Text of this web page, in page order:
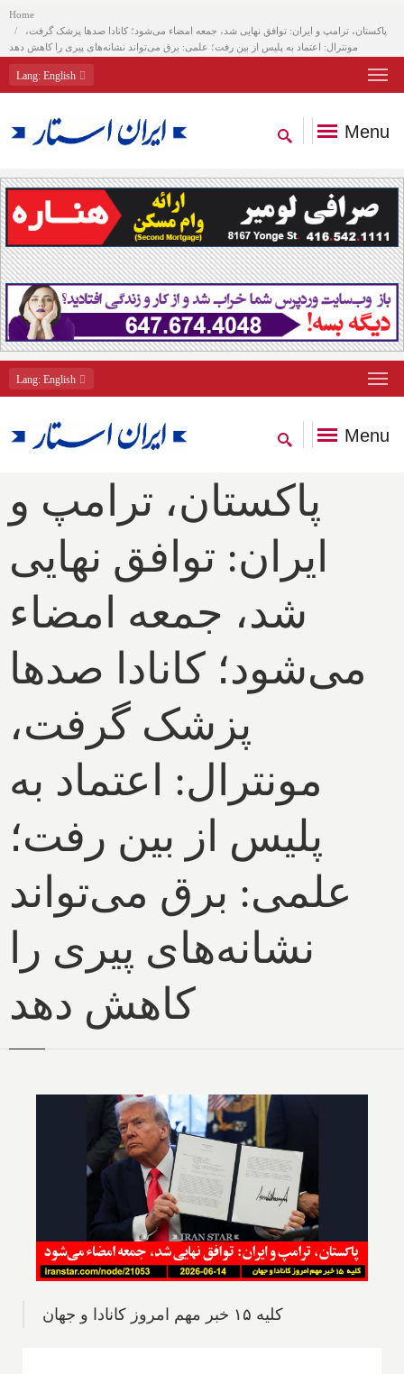
Home
پاکستان، ترامپ و ایران: توافق نهایی شد، جمعه امضاء می‌شود؛ کانادا صدها پزشک گرفت،
مونترال: اعتماد به پلیس از بین رفت؛ علمی: برق می‌تواند نشانه‌های پیری را کاهش دهد
Lang: English
Menu
Lang: English
Menu
پاکستان، ترامپ و
ایران: توافق نهایی
شد، جمعه امضاء
می‌شود؛ کانادا صدها
پزشک گرفت،
مونترال: اعتماد به
پلیس از بین رفت؛
علمی: برق می‌تواند
نشانه‌های پیری را
کاهش دهد
کلیه ۱۵ خبر مهم امروز کانادا و جهان